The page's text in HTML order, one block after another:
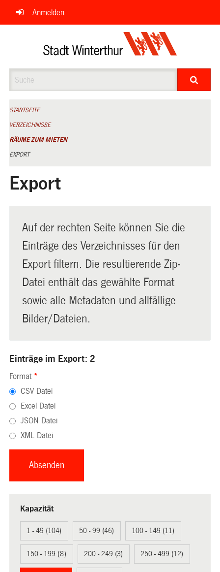
Navigation
überspringen
Anmelden
STARTSEITE
VERZEICHNISSE
RÄUME ZUM MIETEN
EXPORT
Export
Auf der rechten Seite können Sie die
Einträge des Verzeichnisses für den
Export filtern. Die resultierende Zip-
Datei enthält das gewählte Format
sowie alle Metadaten und allfällige
Bilder/Dateien.
Einträge im Export: 2
Format *
CSV Datei
Excel Datei
JSON Datei
XML Datei
Kapazität
1 - 49 (104) 50 - 99 (46) 100 - 149 (11)
150 - 199 (8) 200 - 249 (3) 250 - 499 (12)